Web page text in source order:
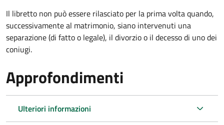
Il libretto non può essere rilasciato per la prima volta quando,
successivamente al matrimonio, siano intervenuti una
separazione (di fatto o legale), il divorzio o il decesso di uno dei
coniugi.
Approfondimenti
Ulteriori informazioni